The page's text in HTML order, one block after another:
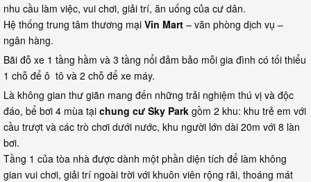
nhu cầu làm việc, vui chơi, giải trí, ăn uống của cư dân.
Hệ thống trung tâm thương mại Vin Mart – văn phòng dịch vụ –
ngân hàng.
Bãi đỗ xe 1 tầng hầm và 3 tầng nổi đảm bảo mỗi gia đình có tối thiểu
1 chỗ để ô tô và 2 chỗ để xe máy.
Là không gian thư giãn mang đến những trải nghiệm thú vị và độc
đáo, bể bơi 4 mùa tại chung cư Sky Park gồm 2 khu: khu trẻ em với
cầu trượt và các trò chơi dưới nước, khu người lớn dài 20m với 8 làn
bơi.
Tầng 1 của tòa nhà được dành một phần diện tích để làm không
gian vui chơi, giải trí ngoài trời với khuôn viên rộng rãi, thoáng mát